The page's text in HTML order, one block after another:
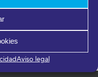
Aviso legal
Málaga Cultura & Museos